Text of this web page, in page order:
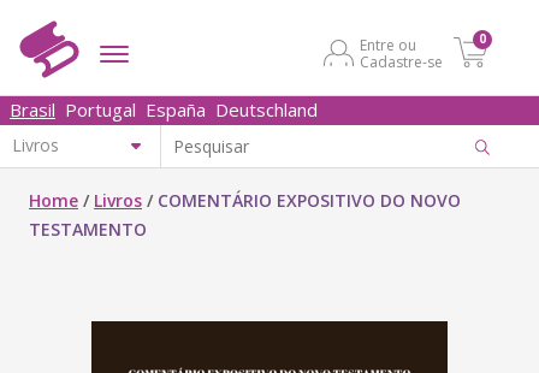
Entre ou
Cadastre-se
0
Brasil Portugal España Deutschland
Home / Livros / COMENTÁRIO EXPOSITIVO DO NOVO
TESTAMENTO